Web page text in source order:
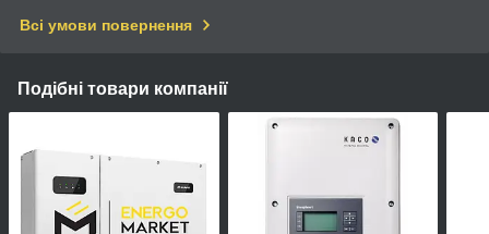
Всі умови повернення
Подібні товари компанії